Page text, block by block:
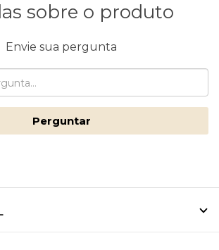
sobre o produto
Envie sua pergunta
Perguntar